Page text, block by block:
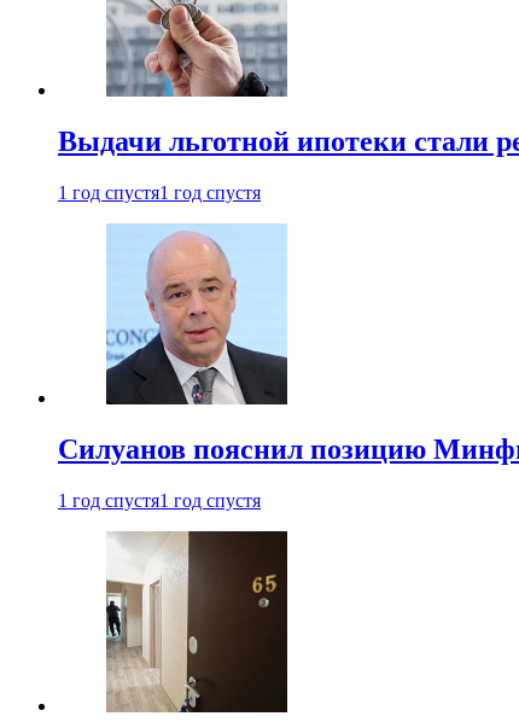
Выдачи льготной ипотеки стали
1 год спустя1 год спустя
Силуанов пояснил позицию
1 год спустя1 год спустя